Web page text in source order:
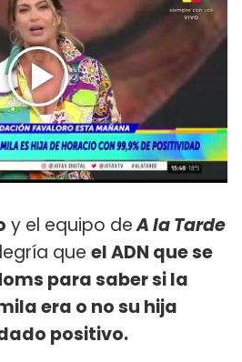
y el equipo deA la Tarde
que el ADN que se
para saber si la
era o no su hija
positivo.